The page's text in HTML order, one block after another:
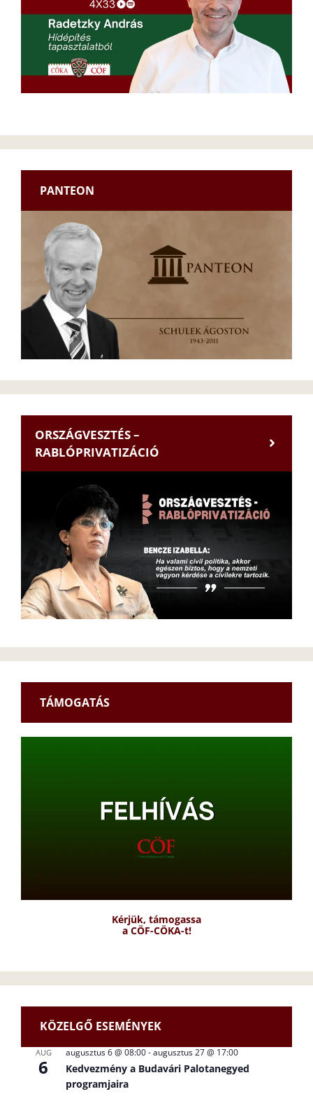
PANTEON
ORSZÁGVESZTÉS –
RABLÓPRIVATIZÁCIÓ
TÁMOGATÁS
Kérjük, támogassa
a CÖF-CÖKA-t!
KÖZELGŐ ESEMÉNYEK
AUG
6
augusztus 6 @ 08:00-augusztus 27 @ 17:00
Kedvezmény a Budavári Palotanegyed
programjaira